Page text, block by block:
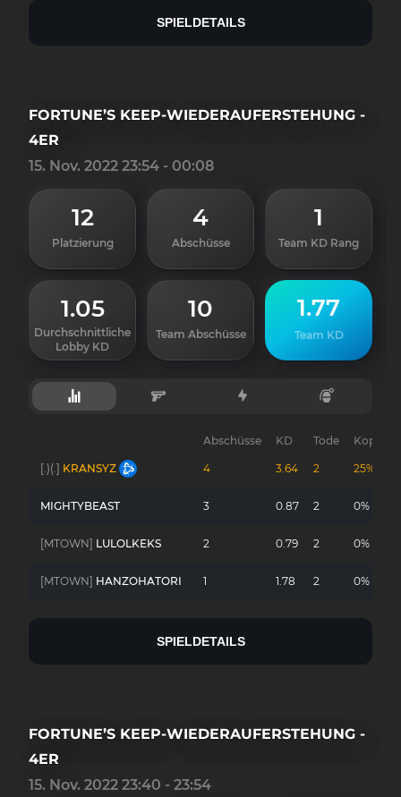
SPIELDETAILS
12
Platzierung
4
Abschüsse
1
Team KD Rang
1.05
Durchschnittliche
Lobby KD
10
Team Abschüsse
1.77
Team KD
FORTUNE’S KEEP-WIEDERAUFERSTEHUNG -
4ER
15. Nov. 2022 23:54 - 00:08
Abschüsse KD Tode
[.)(.] KRANSYZ 4 3.64 2 25%
MIGHTYBEAST 3 0.87 2 0%
[MTOWN] LULOLKEKS 2 0.79 2 0%
[MTOWN] HANZOHATORI 1 1.78 2 0%
SPIELDETAILS
FORTUNE’S KEEP-WIEDERAUFERSTEHUNG -
4ER
15. Nov. 2022 23:40 - 23:54